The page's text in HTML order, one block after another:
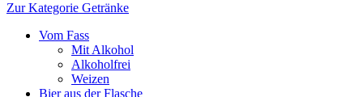
Zur Kategorie Getränke
Vom Fass
Mit Alkohol
Alkoholfrei
Weizen
Bier aus der Flasche